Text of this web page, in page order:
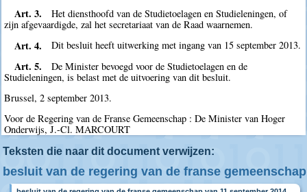
Art. 3.
Het diensthoofd van de Studietoelagen en Studieleningen, of
zijn afgevaardigde, zal het secretariaat van de Raad waarnemen.
Art. 4. Dit besluit heeft uitwerking met ingang van 15 september 2013.
Art. 5.
De Minister bevoegd voor de Studietoelagen en de
Studieleningen, is belast met de uitvoering van dit besluit.
Brussel, 2 september 2013.
Voor de Regering van de Franse Gemeenschap : De Minister van Hoger
Onderwijs, J.-Cl. MARCOURT
Teksten die naar dit document verwijzen:
besluit van de regering van de franse gemeenschap